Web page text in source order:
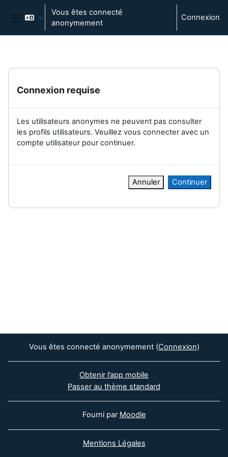
Passer au contenu principal
Panneau latéral
Vous êtes connecté
anonymement
Connexion
Connexion requise
Les utilisateurs anonymes ne peuvent pas consulter
les profils utilisateurs. Veuillez vous connecter avec un
compte utilisateur pour continuer.
Annuler Continuer
Vous êtes connecté anonymement (Connexion)
Obtenir l’app mobile
Passer au thème standard
Fourni par Moodle
Mentions Légales